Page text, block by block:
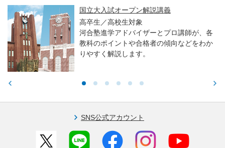
国立大入試オープン解説講義
高卒生／高校生対象
河合塾進学アドバイザーとプロ講師が、各
教科のポイントや合格者の傾向などをわか
りやすく解説します。
SNS公式アカウント